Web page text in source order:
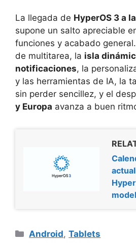
La llegada de HyperOS 3 a
supone un salto apreciable
funciones y acabado
de multitarea, la isla
notificaciones, la
y las herramientas de IA, la
sin perder sencillez, y el
y Europa avanza a buen
Categorías
Android,Tablets